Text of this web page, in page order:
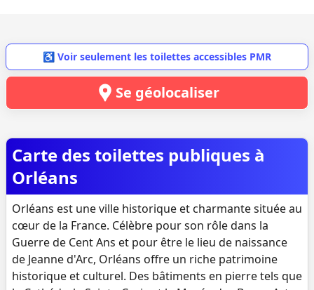
♿ Voir seulement les toilettes accessibles PMR
Se géolocaliser
Carte des toilettes publiques à
Orléans
Orléans est une ville historique et charmante située au
cœur de la France. Célèbre pour son rôle dans la
Guerre de Cent Ans et pour être le lieu de naissance
de Jeanne d'Arc, Orléans offre un riche patrimoine
historique et culturel. Des bâtiments en pierre tels que